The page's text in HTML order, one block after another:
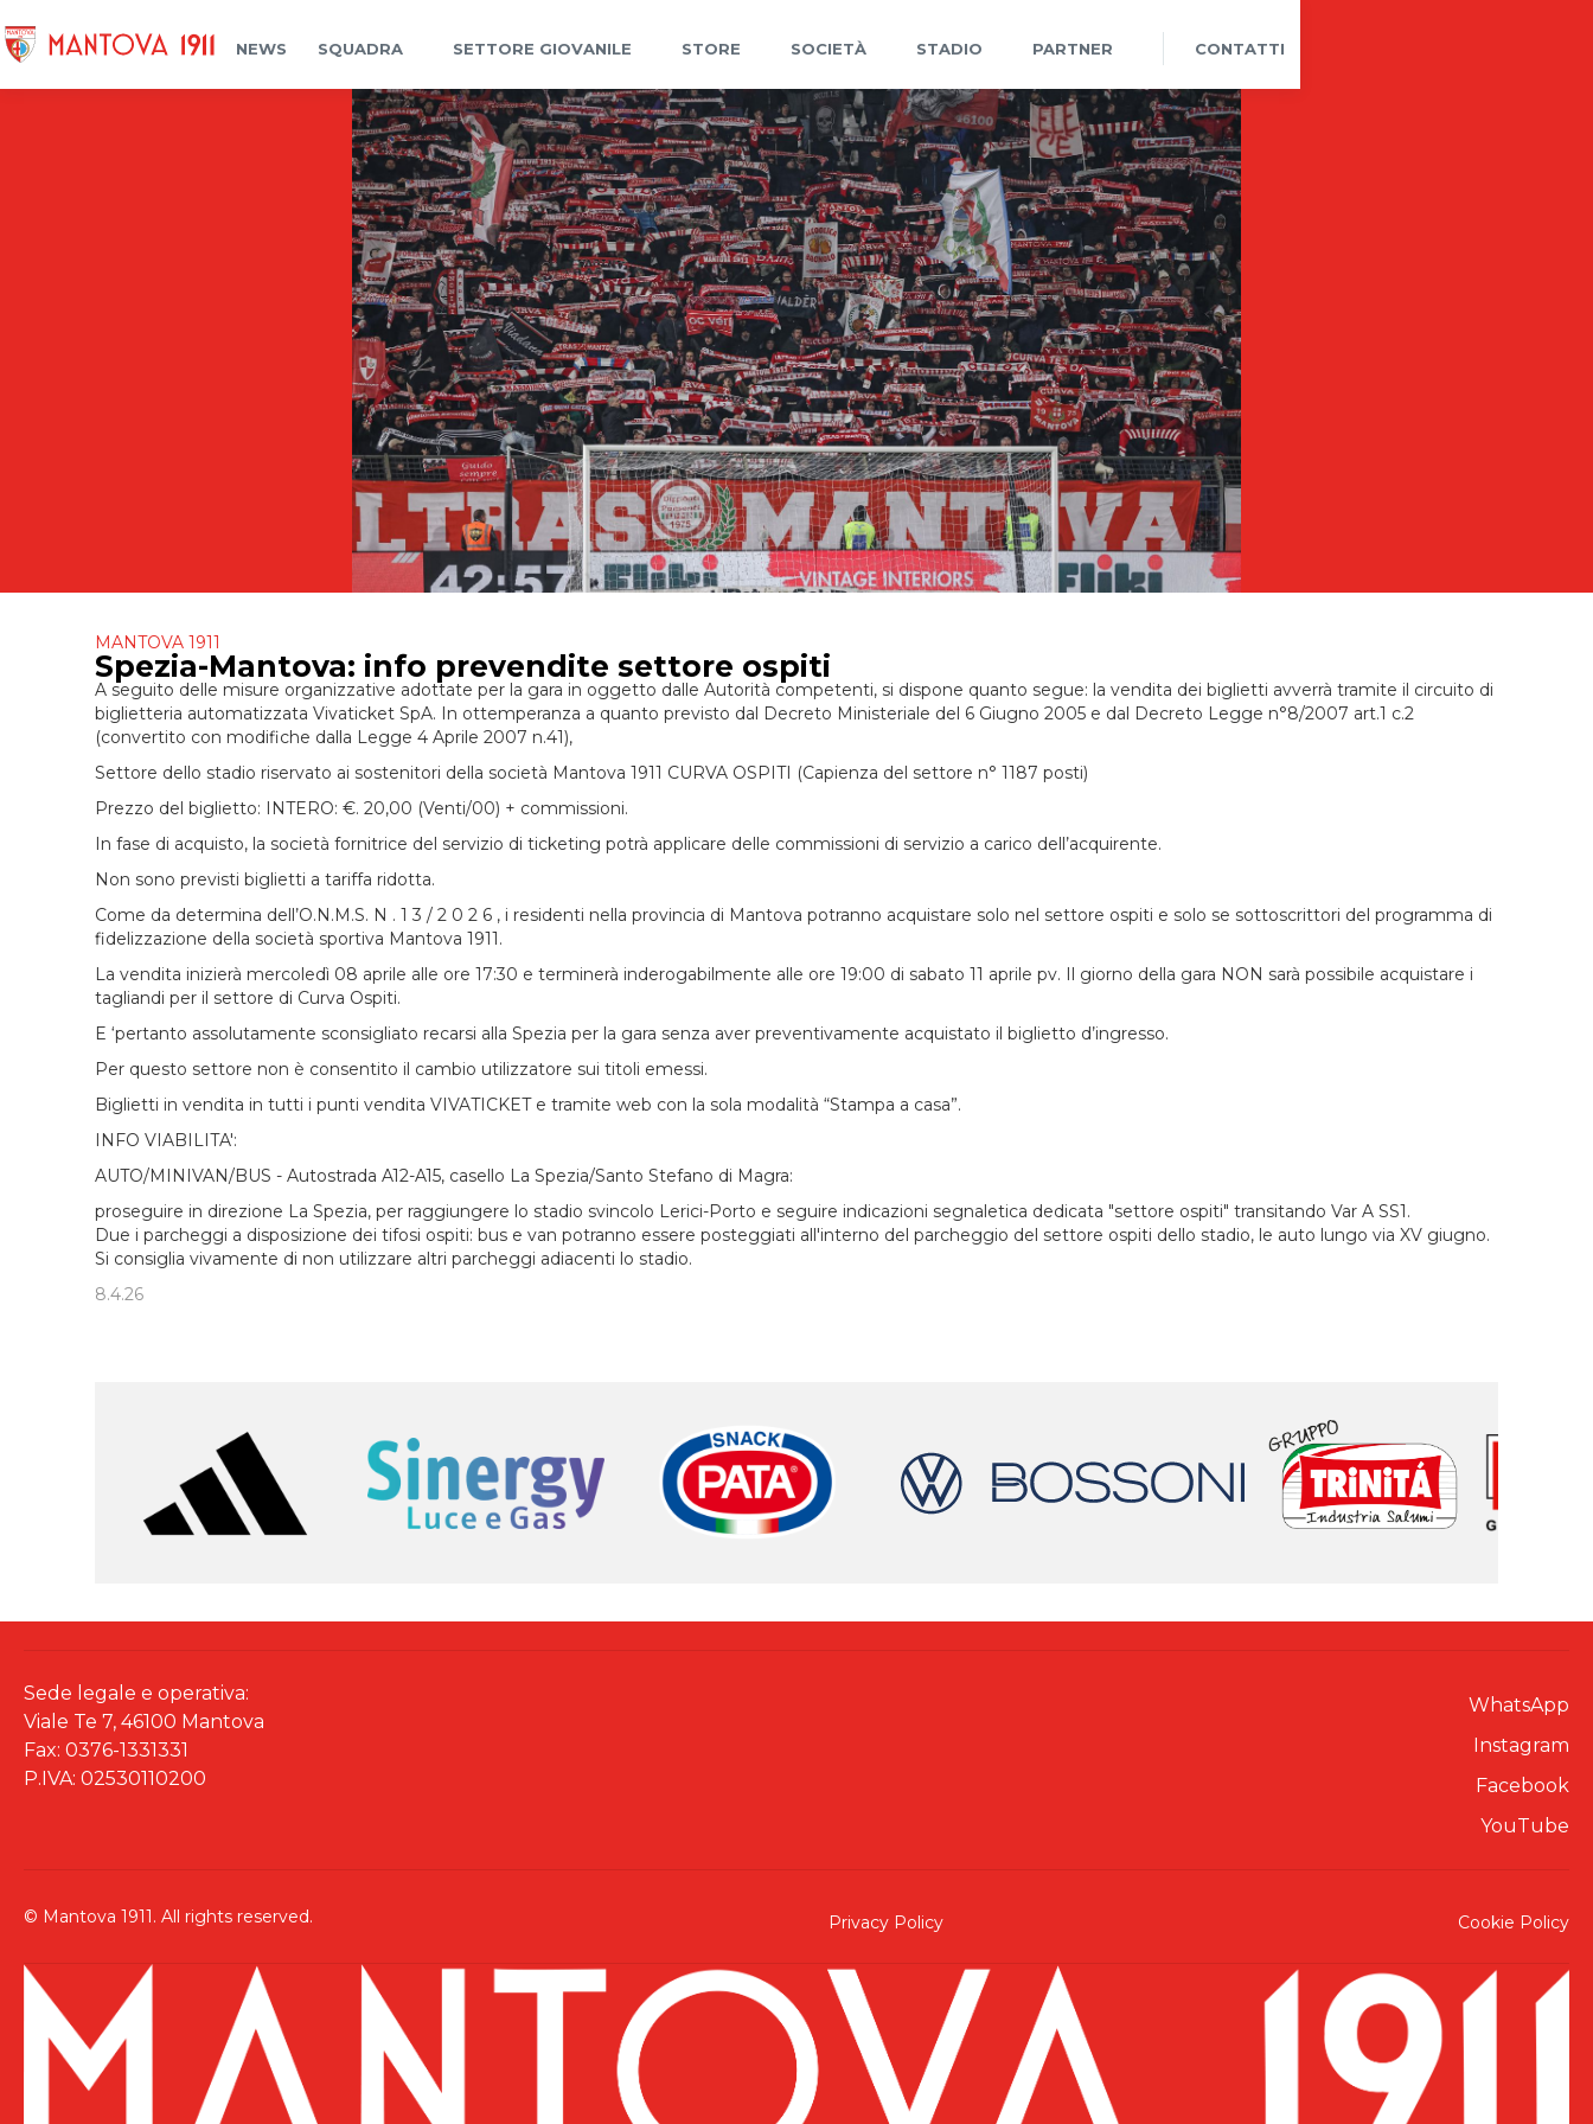
NEWS SQUADRA SETTORE GIOVANILE STORE SOCIETÀ STADIO PARTNER CONTATTI
MANTOVA 1911
Spezia-Mantova: info prevendite settore ospiti
A seguito delle misure organizzative adottate per la gara in oggetto dalle Autorità competenti, si dispone quanto segue: la vendita dei biglietti avverrà tramite il circuito di
biglietteria automatizzata Vivaticket SpA. In ottemperanza a quanto previsto dal Decreto Ministeriale del 6 Giugno 2005 e dal Decreto Legge n°8/2007 art.1 c.2
(convertito con modifiche dalla Legge 4 Aprile 2007 n.41),
Settore dello stadio riservato ai sostenitori della società Mantova 1911 CURVA OSPITI (Capienza del settore n° 1187 posti)
Prezzo del biglietto: INTERO: €. 20,00 (Venti/00) + commissioni.
In fase di acquisto, la società fornitrice del servizio di ticketing potrà applicare delle commissioni di servizio a carico dell’acquirente.
Non sono previsti biglietti a tariffa ridotta.
Come da determina dell’O.N.M.S. N . 1 3 / 2 0 2 6 , i residenti nella provincia di Mantova potranno acquistare solo nel settore ospiti e solo se sottoscrittori del programma di
fidelizzazione della società sportiva Mantova 1911.
La vendita inizierà mercoledì 08 aprile alle ore 17:30 e terminerà inderogabilmente alle ore 19:00 di sabato 11 aprile pv. Il giorno della gara NON sarà possibile acquistare i
tagliandi per il settore di Curva Ospiti.
E ‘pertanto assolutamente sconsigliato recarsi alla Spezia per la gara senza aver preventivamente acquistato il biglietto d’ingresso.
Per questo settore non è consentito il cambio utilizzatore sui titoli emessi.
Biglietti in vendita in tutti i punti vendita VIVATICKET e tramite web con la sola modalità “Stampa a casa”.
INFO VIABILITA':
AUTO/MINIVAN/BUS - Autostrada A12-A15, casello La Spezia/Santo Stefano di Magra:
proseguire in direzione La Spezia, per raggiungere lo stadio svincolo Lerici-Porto e seguire indicazioni segnaletica dedicata "settore ospiti" transitando Var A SS1.
Due i parcheggi a disposizione dei tifosi ospiti: bus e van potranno essere posteggiati all'interno del parcheggio del settore ospiti dello stadio, le auto lungo via XV giugno.
Si consiglia vivamente di non utilizzare altri parcheggi adiacenti lo stadio.
8.4.26
Sede legale e operativa:
Viale Te 7, 46100 Mantova
Fax: 0376-1331331
P.IVA: 02530110200
WhatsApp
Instagram
Facebook
YouTube
© Mantova 1911. All rights reserved. Privacy Policy Cookie Policy